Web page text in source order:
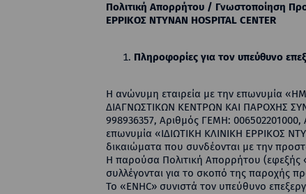
Πολιτική Απορρήτου / Γνωστοποίηση
EΡΡΙΚΟΣ ΝΤΥΝΑΝ HOSPITAL CENTER
Πληροφορίες για τον υπεύθυνο
Η ανώνυμη εταιρεία με την επωνυμία
ΔΙΑΓΝΩΣΤΙΚΩΝ ΚΕΝΤΡΩΝ ΚΑΙ ΠΑΡΟΧΗΣ
998936357, Αριθμός ΓΕΜΗ:
επωνυμία «ΙΔΙΩΤΙΚΗ ΚΛΙΝΙΚΗ ΕΡΡΙΚΟΣ
δικαιώματα που συνδέονται με την
H παρούσα Πολιτική Απορρήτου (εφεξής
συλλέγονται για το σκοπό της παροχής
Το «ENHC» συνιστά τον υπεύθυνο